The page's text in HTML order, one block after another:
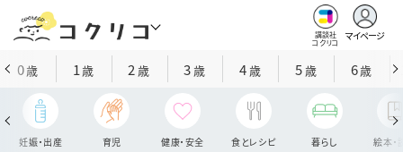
講談社
コクリコ
マイページ
0歳 1歳 2 歳 3歳 4歳 5歳 6歳
妊娠・出産 育児 健康・安全 食とレシピ 暮らし 絵本・